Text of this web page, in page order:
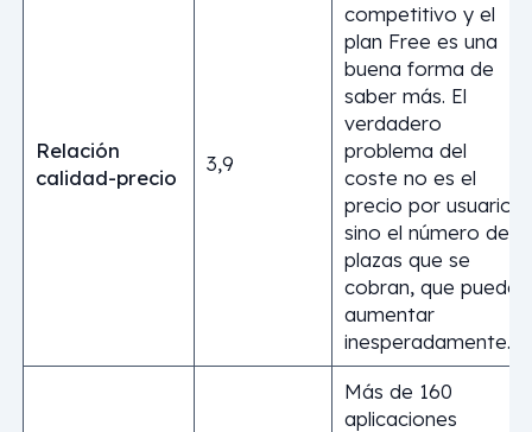
Relación
calidad-precio
3,9
competitivo y el
plan Free es una
buena forma de
saber más. El
verdadero
problema del
coste no es el
precio por usuario,
sino el número de
plazas que se
cobran, que puede
aumentar
inesperadamente…
Más de 160
aplicaciones